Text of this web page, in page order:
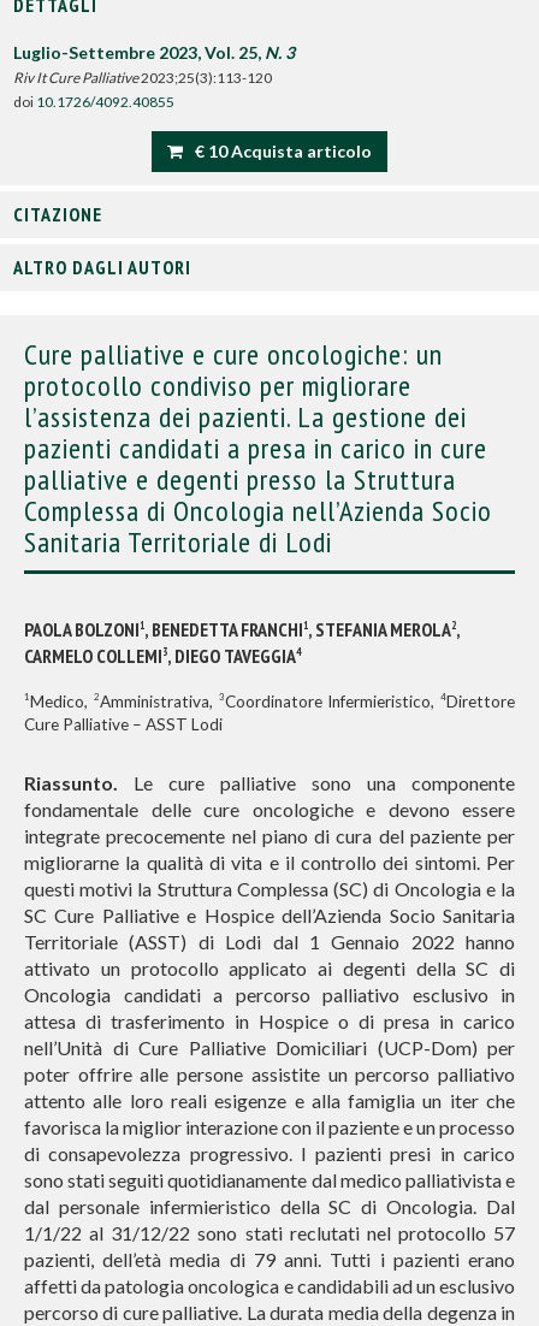
DETTAGLI
Luglio-Settembre 2023, Vol. 25, N. 3
Riv It Cure Palliative2023;25(3):113-120
doi 10.1726/4092.40855
€ 10 Acquista articolo
CITAZIONE
ALTRO DAGLI AUTORI
Cure palliative e cure oncologiche: un
protocollo condiviso per migliorare
l’assistenza dei pazienti. La gestione dei
pazienti candidati a presa in carico in cure
palliative e degenti presso la Struttura
Complessa di Oncologia nell’Azienda Socio
Sanitaria Territoriale di Lodi
PAOLA BOLZONI1, BENEDETTA FRANCHI1, STEFANIA MEROLA2,
CARMELO COLLEMI3, DIEGO TAVEGGIA4
1Medico, 2Amministrativa, 3Coordinatore Infermieristico, 4Direttore
Cure Palliative – ASST Lodi
Riassunto. Le cure palliative sono una componente
fondamentale delle cure oncologiche e devono essere
integrate precocemente nel piano di cura del paziente per
migliorarne la qualità di vita e il controllo dei sintomi. Per
questi motivi la Struttura Complessa (SC) di Oncologia e la
SC Cure Palliative e Hospice dell’Azienda Socio Sanitaria
Territoriale (ASST) di Lodi dal 1 Gennaio 2022 hanno
attivato un protocollo applicato ai degenti della SC di
Oncologia candidati a percorso palliativo esclusivo in
attesa di trasferimento in Hospice o di presa in carico
nell’Unità di Cure Palliative Domiciliari (UCP-Dom) per
poter offrire alle persone assistite un percorso palliativo
attento alle loro reali esigenze e alla famiglia un iter che
favorisca la miglior interazione con il paziente e un processo
di consapevolezza progressivo. I pazienti presi in carico
sono stati seguiti quotidianamente dal medico palliativista e
dal personale infermieristico della SC di Oncologia. Dal
1/1/22 al 31/12/22 sono stati reclutati nel protocollo 57
pazienti, dell’età media di 79 anni. Tutti i pazienti erano
affetti da patologia oncologica e candidabili ad un esclusivo
percorso di cure palliative. La durata media della degenza in